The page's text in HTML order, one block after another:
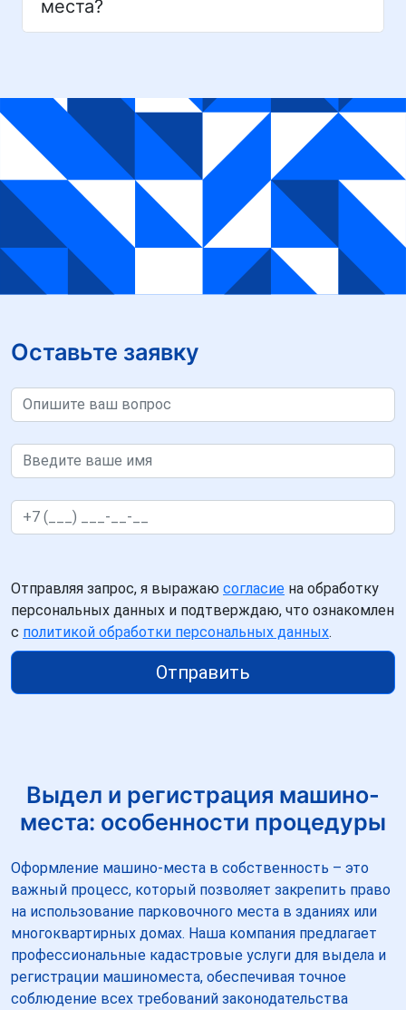
места?
Оставьте заявку
Отправляя запрос, я выражаю согласие на обработку
персональных данных и подтверждаю, что ознакомлен
с политикой обработки персональных данных.
Отправить
Выдел и регистрация машино-
места: особенности процедуры
Оформление машино-места в собственность – это
важный процесс, который позволяет закрепить право
на использование парковочного места в зданиях или
многоквартирных домах. Наша компания предлагает
профессиональные кадастровые услуги для выдела и
регистрации машиноместа, обеспечивая точное
соблюдение всех требований законодательства